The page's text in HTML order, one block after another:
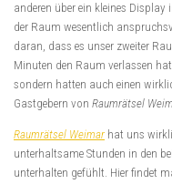
anderen über ein kleines
der Raum wesentlich
daran, dass es unser zweiter
Minuten den Raum verlassen
sondern hatten auch einen
Gastgebern von Raumrätsel
Raumrätsel Weimar hat uns
unterhaltsame Stunden in den
unterhalten gefühlt. Hier findet